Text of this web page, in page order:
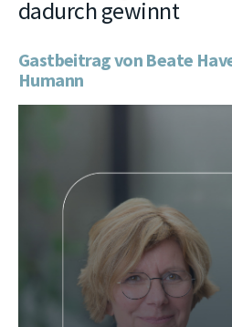
dadurch gewinnt
Gastbeitrag von Beate
Humann